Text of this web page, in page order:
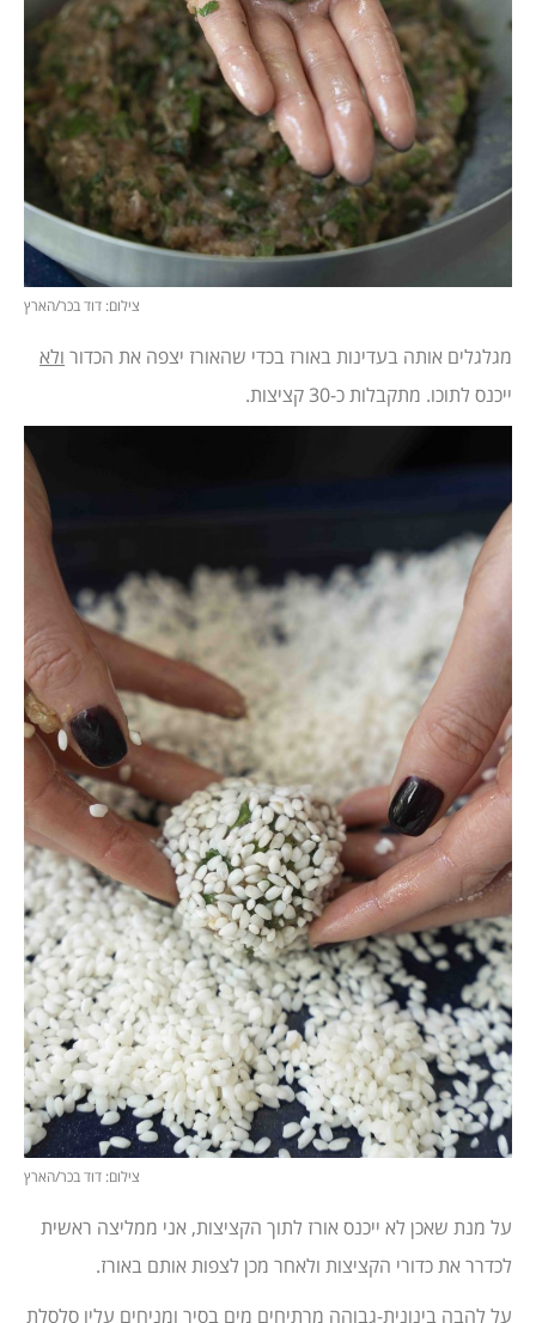
צילום: דוד בכר/הארץ
מגלגלים אותה בעדינות באורז בכדי שהאורז יצפה את הכדור ולא
ייכנס לתוכו. מתקבלות כ-30 קציצות.
צילום: דוד בכר/הארץ
על מנת שאכן לא ייכנס אורז לתוך הקציצות, אני ממליצה ראשית
לכדרר את כדורי הקציצות ולאחר מכן לצפות אותם באורז.
על להבה בינונית-גבוהה מרתיחים מים בסיר ומניחים עליו סלסלת